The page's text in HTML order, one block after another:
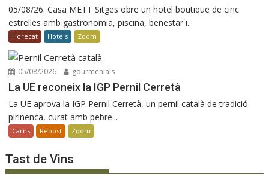
05/08/26. Casa METT Sitges obre un hotel boutique de cinc
estrelles amb gastronomia, piscina, benestar i...
Horecat Hotels Zoom
05/08/2026 gourmenials
La UE reconeix la IGP Pernil Cerretà
La UE aprova la IGP Pernil Cerretà, un pernil català de tradició
pirinenca, curat amb pebre...
Carns Rebost Zoom
Tast de Vins